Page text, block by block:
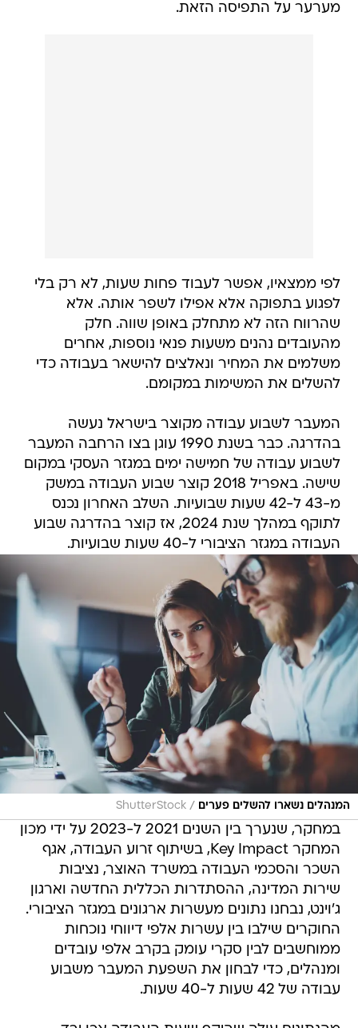
מערער על התפיסה הזאת.
לפי ממצאיו, אפשר לעבוד פחות שעות, לא רק בלי
לפגוע בתפוקה אלא אפילו לשפר אותה. אלא
שהרווח הזה לא מתחלק באופן שווה. חלק
מהעובדים נהנים משעות פנאי נוספות, אחרים
משלמים את המחיר ונאלצים להישאר בעבודה כדי
להשלים את המשימות במקומם.
המעבר לשבוע עבודה מקוצר בישראל נעשה
בהדרגה. כבר בשנת 1990 עוגן בצו הרחבה המעבר
לשבוע עבודה של חמישה ימים במגזר העסקי במקום
שישה. באפריל 2018 קוצר שבוע העבודה במשק
מ-43 ל-42 שעות שבועיות. השלב האחרון נכנס
לתוקף במהלך שנת 2024, אז קוצר בהדרגה שבוע
העבודה במגזר הציבורי ל-40 שעות שבועיות.
המנהלים נשארו להשלים פערים /
ShutterStock
במחקר, שנערך בין השנים 2021 ל-2023 על ידי מכון
המחקר Key Impact, בשיתוף זרוע העבודה, אגף
השכר והסכמי העבודה במשרד האוצר, נציבות
שירות המדינה, ההסתדרות הכללית החדשה וארגון
ג'וינט, נבחנו נתונים מעשרות ארגונים במגזר הציבורי.
החוקרים שילבו בין עשרות אלפי דיווחי נוכחות
ממוחשבים לבין סקרי עומק בקרב אלפי עובדים
ומנהלים, כדי לבחון את השפעת המעבר משבוע
עבודה של 42 שעות ל-40 שעות.